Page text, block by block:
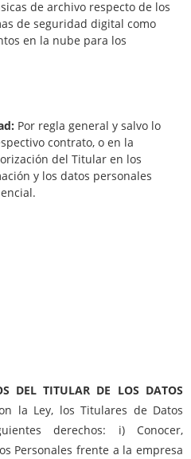
de archivo respecto de los
de seguridad digital como
en la nube para los
Por regla general y salvo lo
contrato, o en la
del Titular en los
y los datos personales
DEL TITULAR DE LOS DATOS
la Ley, los Titulares de Datos
derechos: i) Conocer,
Personales frente a la empresa